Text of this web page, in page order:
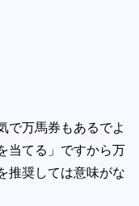
で万馬券もあるでよ
当てる」ですから万
推奨しては意味がな